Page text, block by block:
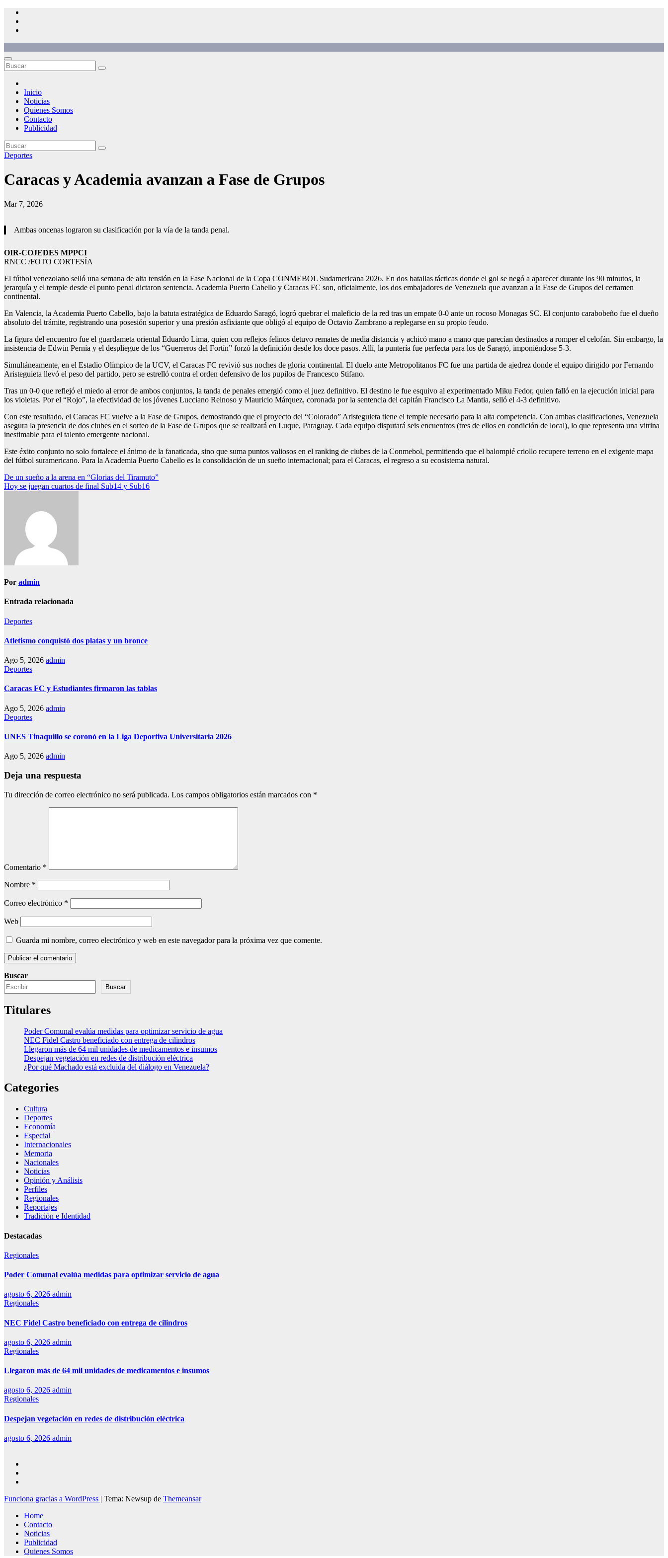
Saltar
contenido
Inicio
Noticias
Quienes Somos
Contacto
Publicidad
Deportes
Caracas y Academia avanzan a Fase de Grupos
Mar 7, 2026
Ambas oncenas lograron su clasificación por la vía de la tanda penal.
OIR-COJEDES MPPCI
RNCC /FOTO CORTESÍA
El fútbol venezolano selló una semana de alta tensión en la Fase Nacional de la Copa CONMEBOL Sudamericana 2026. En dos batallas tácticas donde el gol se negó a aparecer durante los 90 minutos, la
jerarquía y el temple desde el punto penal dictaron sentencia. Academia Puerto Cabello y Caracas FC son, oficialmente, los dos embajadores de Venezuela que avanzan a la Fase de Grupos del certamen
continental.
En Valencia, la Academia Puerto Cabello, bajo la batuta estratégica de Eduardo Saragó, logró quebrar el maleficio de la red tras un empate 0-0 ante un rocoso Monagas SC. El conjunto carabobeño fue el dueño
absoluto del trámite, registrando una posesión superior y una presión asfixiante que obligó al equipo de Octavio Zambrano a replegarse en su propio feudo.
La figura del encuentro fue el guardameta oriental Eduardo Lima, quien con reflejos felinos detuvo remates de media distancia y achicó mano a mano que parecían destinados a romper el celofán. Sin embargo, la
insistencia de Edwin Pernía y el despliegue de los “Guerreros del Fortín” forzó la definición desde los doce pasos. Allí, la puntería fue perfecta para los de Saragó, imponiéndose 5-3.
Simultáneamente, en el Estadio Olímpico de la UCV, el Caracas FC revivió sus noches de gloria continental. El duelo ante Metropolitanos FC fue una partida de ajedrez donde el equipo dirigido por Fernando
Aristeguieta llevó el peso del partido, pero se estrelló contra el orden defensivo de los pupilos de Francesco Stifano.
Tras un 0-0 que reflejó el miedo al error de ambos conjuntos, la tanda de penales emergió como el juez definitivo. El destino le fue esquivo al experimentado Miku Fedor, quien falló en la ejecución inicial para
los violetas. Por el “Rojo”, la efectividad de los jóvenes Lucciano Reinoso y Mauricio Márquez, coronada por la sentencia del capitán Francisco La Mantia, selló el 4-3 definitivo.
Con este resultado, el Caracas FC vuelve a la Fase de Grupos, demostrando que el proyecto del “Colorado” Aristeguieta tiene el temple necesario para la alta competencia. Con ambas clasificaciones, Venezuela
asegura la presencia de dos clubes en el sorteo de la Fase de Grupos que se realizará en Luque, Paraguay. Cada equipo disputará seis encuentros (tres de ellos en condición de local), lo que representa una vitrina
inestimable para el talento emergente nacional.
Este éxito conjunto no solo fortalece el ánimo de la fanaticada, sino que suma puntos valiosos en el ranking de clubes de la Conmebol, permitiendo que el balompié criollo recupere terreno en el exigente mapa
del fútbol suramericano. Para la Academia Puerto Cabello es la consolidación de un sueño internacional; para el Caracas, el regreso a su ecosistema natural.
Navegación
de
De un sueño a la arena en “Glorias del Tiramuto”
Hoy se juegan cuartos de final Sub14 y Sub16
Por admin
Entrada relacionada
Deportes
Atletismo conquistó dos platas y un bronce
Ago 5, 2026 admin
Deportes
Caracas FC y Estudiantes firmaron las tablas
Ago 5, 2026 admin
Deportes
UNES Tinaquillo se coronó en la Liga Deportiva Universitaria 2026
Ago 5, 2026 admin
Deja una respuesta
Tu dirección de correo electrónico no será publicada. Los campos obligatorios están marcados con *
Comentario *
Nombre *
Correo electrónico *
Web
Guarda mi nombre, correo electrónico y web en este navegador para la próxima vez que comente.
Buscar
Buscar
Titulares
Poder Comunal evalúa medidas para optimizar servicio de agua
NEC Fidel Castro beneficiado con entrega de cilindros
Llegaron más de 64 mil unidades de medicamentos e insumos
Despejan vegetación en redes de distribución eléctrica
¿Por qué Machado está excluida del diálogo en Venezuela?
Categories
Cultura
Deportes
Economía
Especial
Internacionales
Memoria
Nacionales
Noticias
Opinión y Análisis
Perfiles
Regionales
Reportajes
Tradición e Identidad
Destacadas
Regionales
Poder Comunal evalúa medidas para optimizar servicio de agua
agosto 6, 2026 admin
Regionales
NEC Fidel Castro beneficiado con entrega de cilindros
agosto 6, 2026 admin
Regionales
Llegaron más de 64 mil unidades de medicamentos e insumos
agosto 6, 2026 admin
Regionales
Despejan vegetación en redes de distribución eléctrica
agosto 6, 2026 admin
Funciona gracias a WordPress | Tema: Newsup de Themeansar
Home
Contacto
Noticias
Publicidad
Quienes Somos